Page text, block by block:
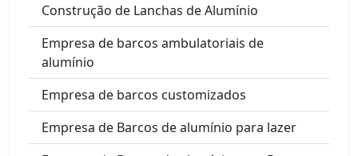
Construção de Lanchas de Alumínio
Empresa de barcos ambulatoriais de
alumínio
Empresa de barcos customizados
Empresa de Barcos de alumínio para lazer